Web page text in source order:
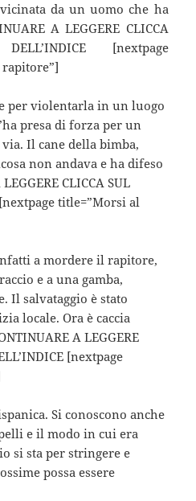
da un uomo che ha
A LEGGERE CLICCA
[nextpage
per violentarla in un luogo
presa di forza per un
Il cane della bimba,
non andava e ha difeso
CLICCA SUL
title=”Morsi al
a mordere il rapitore,
e a una gamba,
Il salvataggio è stato
locale. Ora è caccia
A LEGGERE
[nextpage
Si conoscono anche
e il modo in cui era
si sta per stringere e
possa essere